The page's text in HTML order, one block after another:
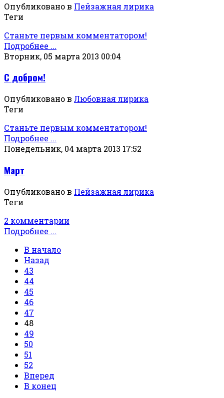
Опубликовано в Пейзажная лирика
Теги
Станьте первым комментатором!
Подробнее ...
Вторник, 05 марта 2013 00:04
С добром!
Опубликовано в Любовная лирика
Теги
Станьте первым комментатором!
Подробнее ...
Понедельник, 04 марта 2013 17:52
Март
Опубликовано в Пейзажная лирика
Теги
2 комментарии
Подробнее ...
В начало
Назад
43
44
45
46
47
48
49
50
51
52
Вперед
В конец